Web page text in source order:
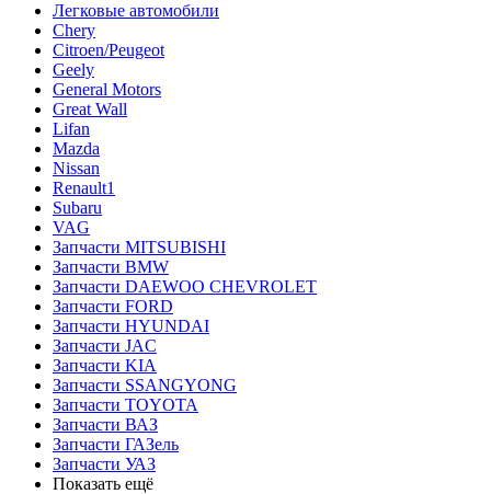
Легковые автомобили
Chery
Citroen/Peugeot
Geely
General Motors
Great Wall
Lifan
Mazda
Nissan
Renault1
Subaru
VAG
Запчасти MITSUBISHI
Запчасти BMW
Запчасти DAEWOO CHEVROLET
Запчасти FORD
Запчасти HYUNDAI
Запчасти JAC
Запчасти KIA
Запчасти SSANGYONG
Запчасти TOYOTA
Запчасти ВАЗ
Запчасти ГАЗель
Запчасти УАЗ
Показать ещё